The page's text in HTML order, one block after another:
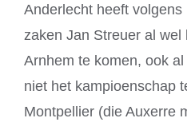
Anderlecht heeft
zaken Jan Streuer al
Arnhem te komen, ook
niet het kampioenschap
Montpellier (die Auxerre